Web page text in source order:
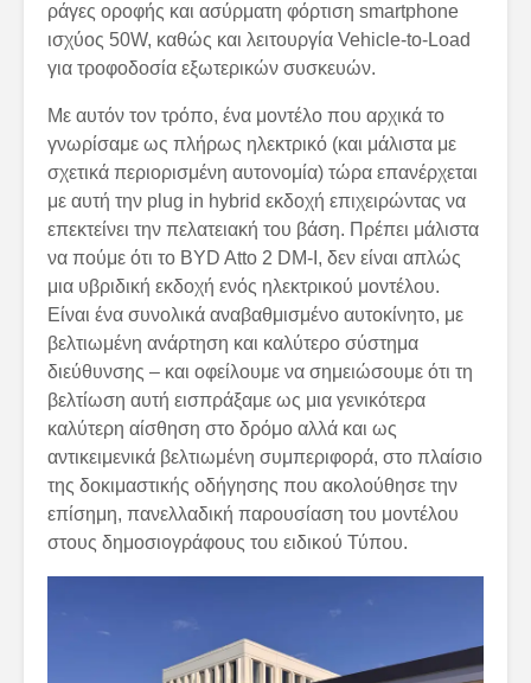
ράγες οροφής και ασύρματη φόρτιση smartphone
ισχύος 50W, καθώς και λειτουργία Vehicle-to-Load
για τροφοδοσία εξωτερικών συσκευών.
Με αυτόν τον τρόπο, ένα μοντέλο που αρχικά το
γνωρίσαμε ως πλήρως ηλεκτρικό (και μάλιστα με
σχετικά περιορισμένη αυτονομία) τώρα επανέρχεται
με αυτή την plug in hybrid εκδοχή επιχειρώντας να
επεκτείνει την πελατειακή του βάση. Πρέπει μάλιστα
να πούμε ότι το BYD Atto 2 DM-I, δεν είναι απλώς
μια υβριδική εκδοχή ενός ηλεκτρικού μοντέλου.
Είναι ένα συνολικά αναβαθμισμένο αυτοκίνητο, με
βελτιωμένη ανάρτηση και καλύτερο σύστημα
διεύθυνσης – και οφείλουμε να σημειώσουμε ότι τη
βελτίωση αυτή εισπράξαμε ως μια γενικότερα
καλύτερη αίσθηση στο δρόμο αλλά και ως
αντικειμενικά βελτιωμένη συμπεριφορά, στο πλαίσιο
της δοκιμαστικής οδήγησης που ακολούθησε την
επίσημη, πανελλαδική παρουσίαση του μοντέλου
στους δημοσιογράφους του ειδικού Τύπου.